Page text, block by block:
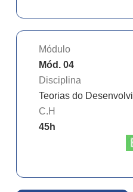
Módulo
Mód. 04
Disciplina
Teorias do
C.H
45h